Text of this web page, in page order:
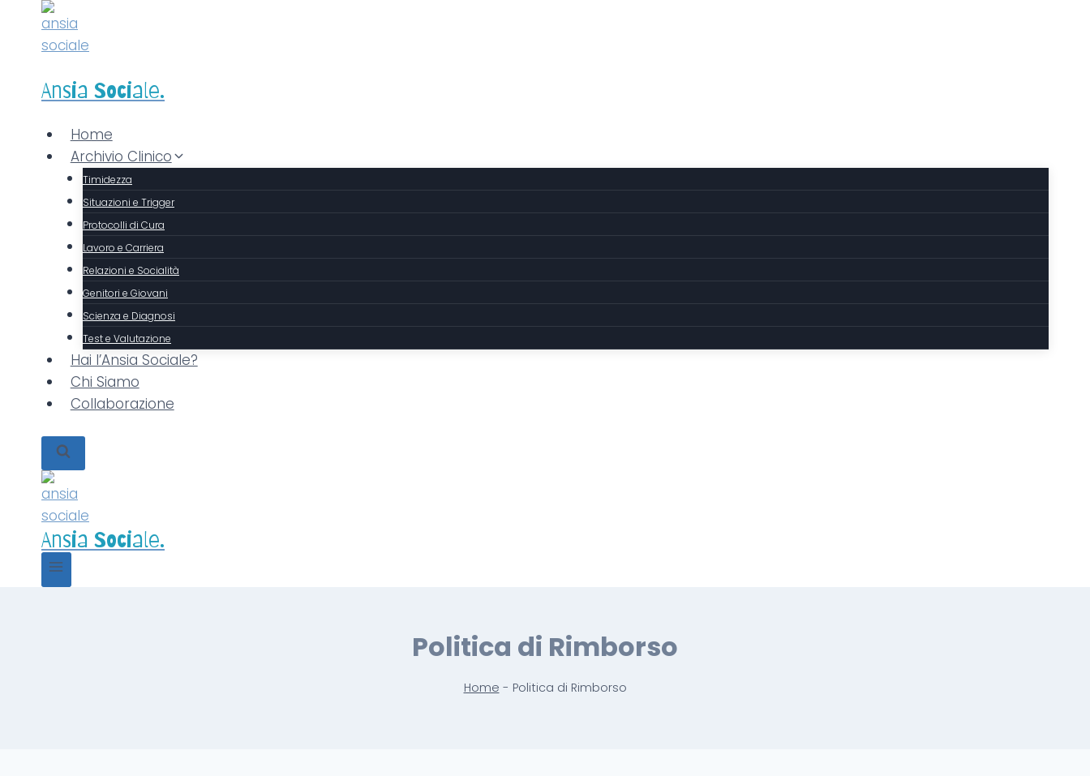
Ansia Sociale.
Home
Archivio Clinico
Timidezza
Situazioni e Trigger
Protocolli di Cura
Lavoro e Carriera
Relazioni e Socialità
Genitori e Giovani
Scienza e Diagnosi
Test e Valutazione
Hai l’Ansia Sociale?
Chi Siamo
Collaborazione
Ansia Sociale.
Politica di Rimborso
Home - Politica di Rimborso